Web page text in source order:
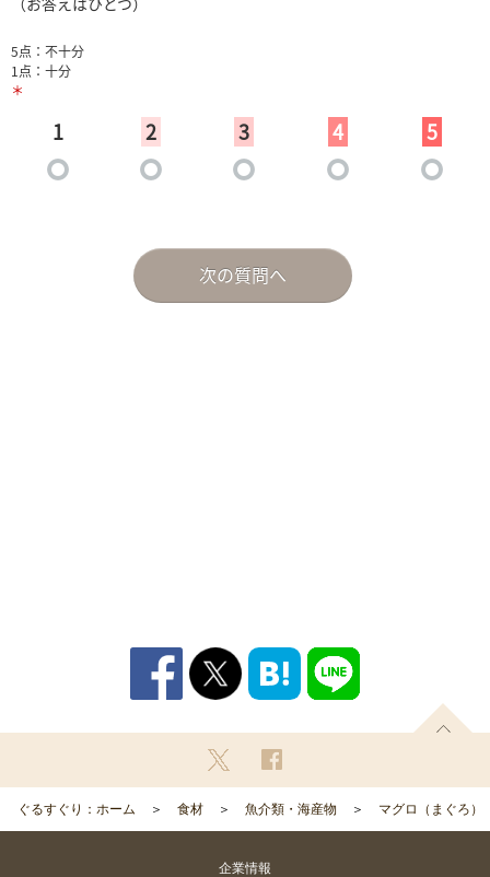
ぐるすぐり：ホーム 食材 魚介類・海産物 マグロ（まぐろ）
企業情報